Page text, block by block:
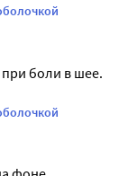
боли в шее.